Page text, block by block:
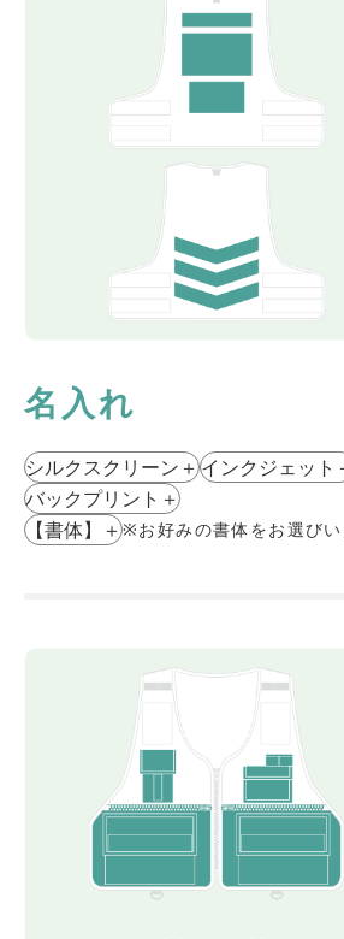
名入れ
シルクスクリーン ＋インクジェット
バックプリント ＋
【書体】
＋※お好みの書体をお選び